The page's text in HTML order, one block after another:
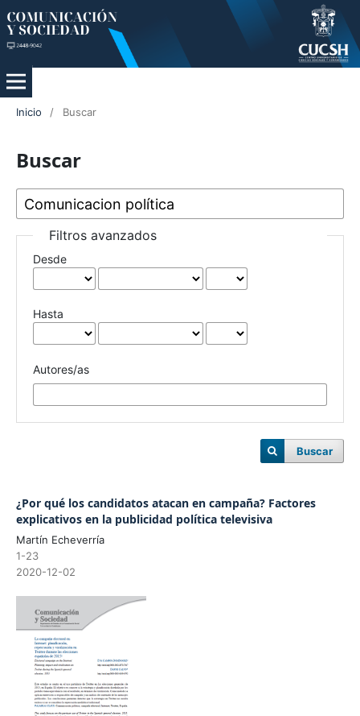
Inicio / Buscar
Buscar
Filtros avanzados
Desde
Hasta
Autores/as
Buscar
¿Por qué los candidatos atacan en campaña? Factores
explicativos en la publicidad política televisiva
Martín Echeverría
1-23
2020-12-02